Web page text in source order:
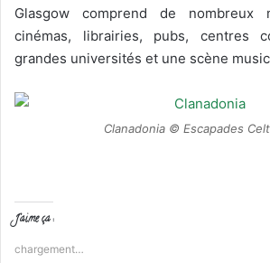
Glasgow comprend de nombreux
cinémas, librairies, pubs, centres
grandes universités et une scène
Clanadonia © Escapades
J’aime ça :
chargement…